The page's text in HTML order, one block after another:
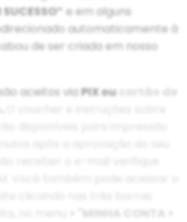
e em alguns
automaticamente à
de ser criada em nosso
aceitos viaPIX ou cartão de
> "MINHA CONTA >